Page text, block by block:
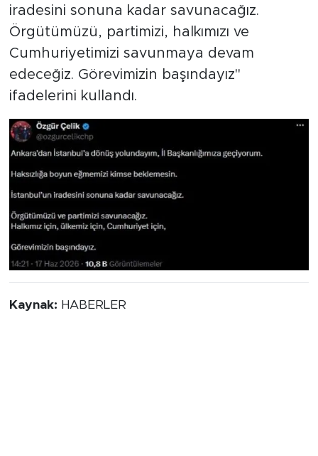
iradesini sonuna kadar savunacağız.
Örgütümüzü, partimizi, halkımızı ve
Cumhuriyetimizi savunmaya devam
edeceğiz. Görevimizin başındayız"
ifadelerini kullandı.
Kaynak: HABERLER